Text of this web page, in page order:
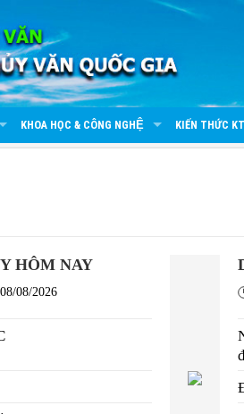
KHOA HỌC & CÔNG NGHỆ KIẾN THỨC
HÔM NAY
08/2026